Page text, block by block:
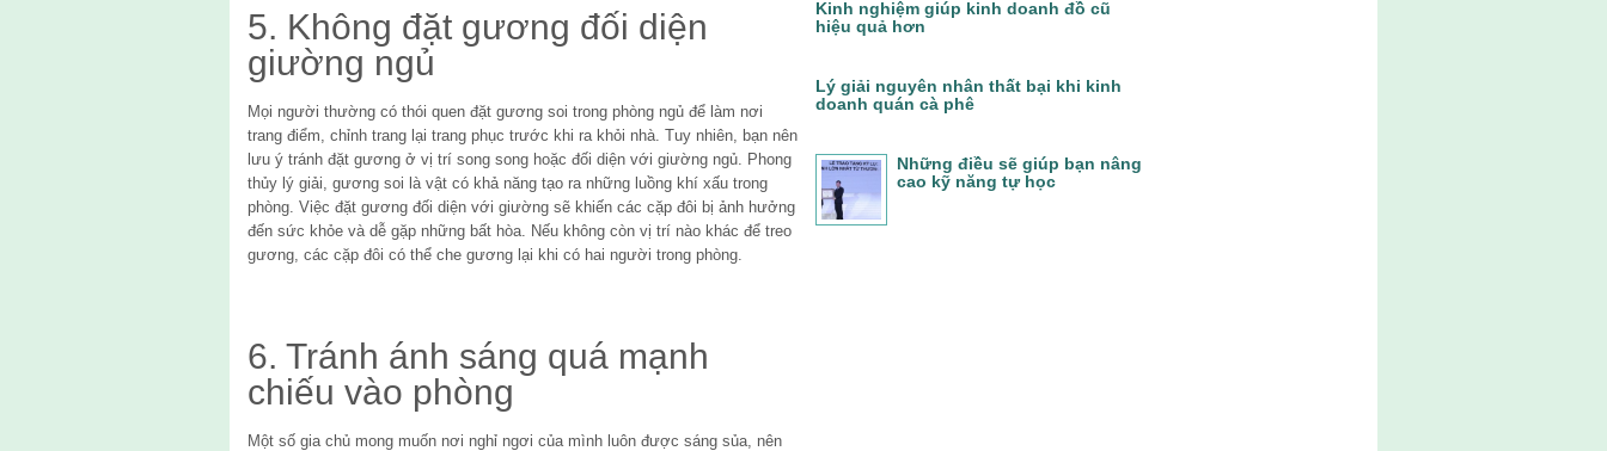
5. Không đặt gương đối diện
giường ngủ
Mọi người thường có thói quen đặt gương soi trong phòng ngủ để làm nơi
trang điểm, chỉnh trang lại trang phục trước khi ra khỏi nhà. Tuy nhiên, bạn nên
lưu ý tránh đặt gương ở vị trí song song hoặc đối diện với giường ngủ. Phong
thủy lý giải, gương soi là vật có khả năng tạo ra những luồng khí xấu trong
phòng. Việc đặt gương đối diện với giường sẽ khiến các cặp đôi bị ảnh hưởng
đến sức khỏe và dễ gặp những bất hòa. Nếu không còn vị trí nào khác để treo
gương, các cặp đôi có thể che gương lại khi có hai người trong phòng.
6. Tránh ánh sáng quá mạnh
chiếu vào phòng
Một số gia chủ mong muốn nơi nghỉ ngơi của mình luôn được sáng sủa, nên
Kinh nghiệm giúp kinh doanh đồ cũ
hiệu quả hơn
Lý giải nguyên nhân thất bại khi kinh
doanh quán cà phê
Những điều sẽ giúp bạn nâng
cao kỹ năng tự học